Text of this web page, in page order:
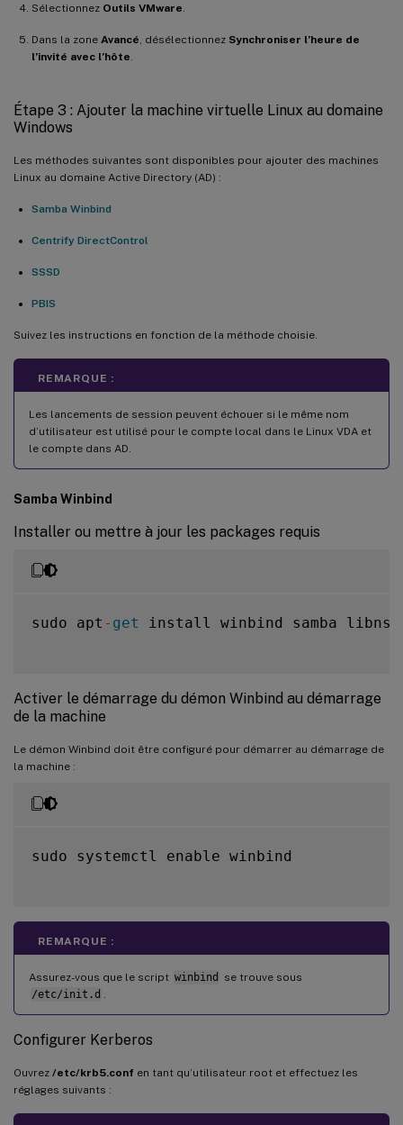
Sélectionnez Outils VMware
Dans la zone Avancé , désélectionnez Synchroniser l’heure de
l’invité avec l’hôte
Étape 3 : Ajouter la machine virtuelle Linux au domaine
Windows
Les méthodes suivantes sont disponibles pour ajouter des machines
Linux au domaine Active Directory (AD) :
Samba Winbind
Centrify DirectControl
SSSD
PBIS
Suivez les instructions en fonction de la méthode choisie.
REMARQUE :
Les lancements de session peuvent échouer si le même nom
d’utilisateur est utilisé pour le compte local dans le Linux VDA et
le compte dans AD.
Samba Winbind
Installer ou mettre à jour les packages requis
sudo apt - get install winbind samba libnss
Activer le démarrage du démon Winbind au démarrage
de la machine
Le démon Winbind doit être configuré pour démarrer au démarrage de
la machine :
sudo systemctl enable winbind
REMARQUE :
Assurez-vous que le script winbind
se trouve sous
/etc/init.d
Configurer Kerberos
Ouvrez /etc/krb5.conf en tant qu’utilisateur root et effectuez les
réglages suivants :